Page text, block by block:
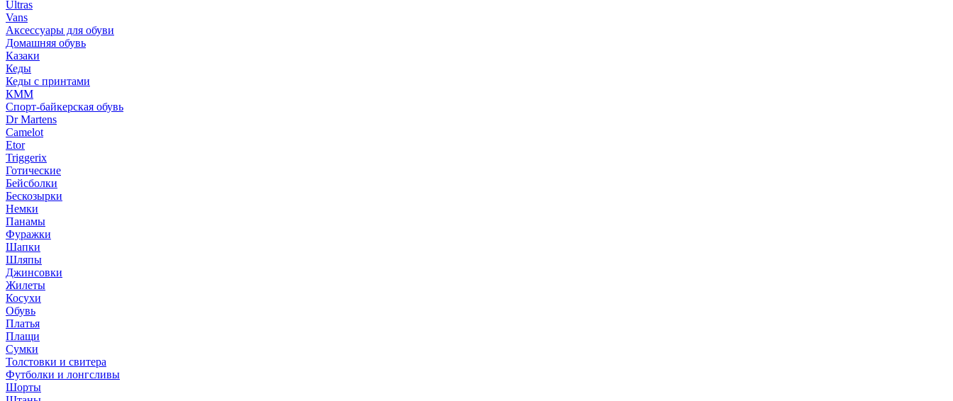
Ultras
Vans
Аксессуары для обуви
Домашняя обувь
Казаки
Кеды
Кеды с принтами
КММ
Спорт-байкерская обувь
Dr Martens
Camelot
Etor
Triggerix
Готические
Бейсболки
Бескозырки
Немки
Панамы
Фуражки
Шапки
Шляпы
Джинсовки
Жилеты
Косухи
Обувь
Платья
Плащи
Сумки
Толстовки и свитера
Футболки и лонгсливы
Шорты